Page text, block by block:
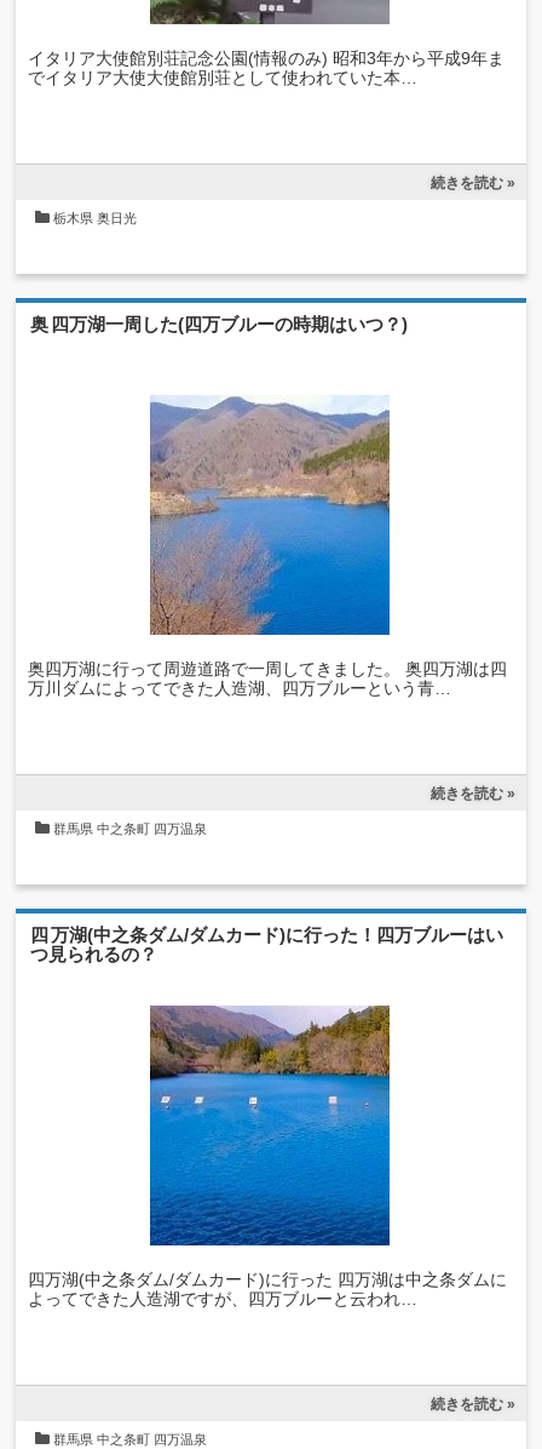
イタリア大使館別荘記念公園(情報のみ) 昭和3年から平成9年ま
でイタリア大使大使館別荘として使われていた本…
続きを読む »
栃木県 奥日光
奥四万湖一周した(四万ブルーの時期はいつ？)
奥四万湖に行って周遊道路で一周してきました。 奥四万湖は四
万川ダムによってできた人造湖、四万ブルーという青…
続きを読む »
群馬県 中之条町 四万温泉
四万湖(中之条ダム/ダムカード)に行った！四万ブルーはい
つ見られるの？
四万湖(中之条ダム/ダムカード)に行った 四万湖は中之条ダムに
よってできた人造湖ですが、四万ブルーと云われ…
続きを読む »
群馬県 中之条町 四万温泉